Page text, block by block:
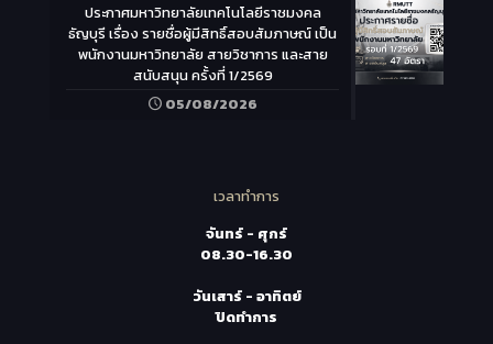
ประกาศมหาวิทยาลัยเทคโนโลยีราชมงคล
ธัญบุรี เรื่อง รายชื่อผู้มีสิทธิ์สอบสัมภาษณ์ เป็น
พนักงานมหาวิทยาลัย สายวิชาการ และสาย
สนับสนุน ครั้งที่ 1/2569
05/08/2026
เวลาทำการ
จันทร์ - ศุกร์
08.30-16.30
วันเสาร์ - อาทิตย์
ปิดทำการ